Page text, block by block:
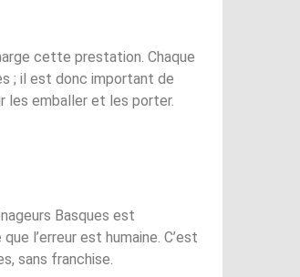
cette prestation. Chaque
; il est donc important de
les emballer et les porter.
Basques est
l’erreur est humaine. C’est
sans franchise.